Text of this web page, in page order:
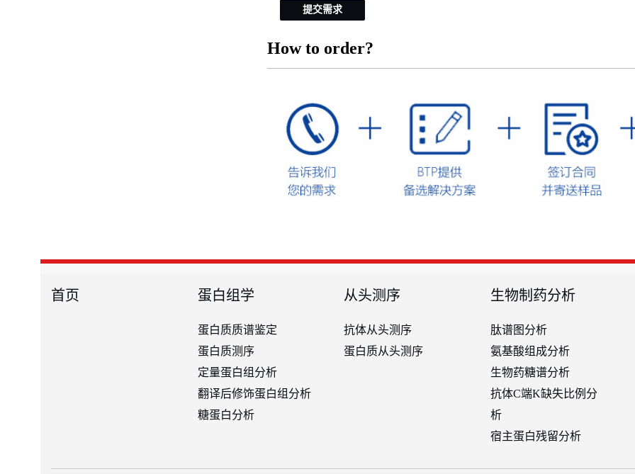
提交需求
How to order?
首页 蛋白组学
蛋白质质谱鉴定
蛋白质测序
定量蛋白组分析
翻译后修饰蛋白组分析
糖蛋白分析
从头测序
抗体从头测序
蛋白质从头测序
生物制药分析
肽谱图分析
氨基酸组成分析
生物药糖谱分析
抗体C端K缺失比例分
析
宿主蛋白残留分析